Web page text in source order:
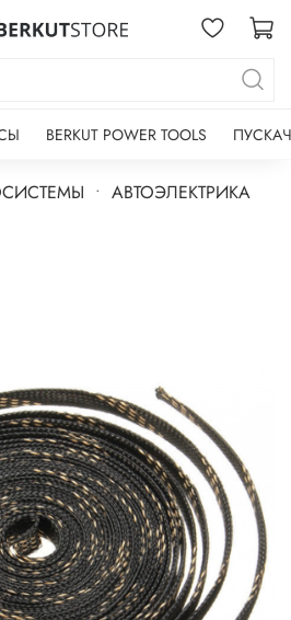
BERKUT POWER TOOLS
АВТОЭЛЕКТРИКА